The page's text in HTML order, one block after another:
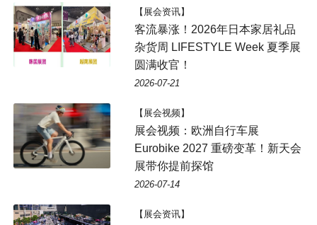
【展会资讯】
客流暴涨！2026年日本家居礼品
杂货周 LIFESTYLE Week 夏季展
圆满收官！
2026-07-21
【展会视频】
展会视频：欧洲自行车展
Eurobike 2027 重磅变革！新天会
展带你提前探馆
2026-07-14
【展会资讯】